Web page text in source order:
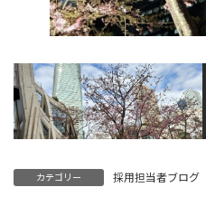
カテゴリー 採用担当者ブログ